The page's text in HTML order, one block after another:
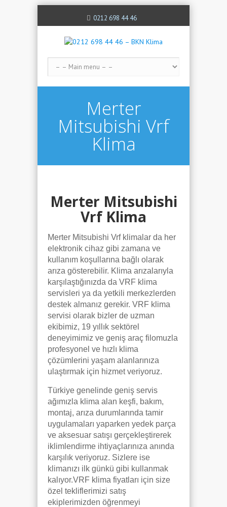
0212 698 44 46
Merter
Mitsubishi Vrf
Klima
Merter Mitsubishi
Vrf Klima
Merter Mitsubishi Vrf klimalar da her
elektronik cihaz gibi zamana ve
kullanım koşullarına bağlı olarak
arıza gösterebilir. Klima arızalarıyla
karşılaştığınızda da VRF klima
servisleri ya da yetkili merkezlerden
destek almanız gerekir. VRF klima
servisi olarak bizler de uzman
ekibimiz, 19 yıllık sektörel
deneyimimiz ve geniş araç filomuzla
profesyonel ve hızlı klima
çözümlerini yaşam alanlarınıza
ulaştırmak için hizmet veriyoruz.
Türkiye genelinde geniş servis
ağımızla klima alan keşfi, bakım,
montaj, arıza durumlarında tamir
uygulamaları yaparken yedek parça
ve aksesuar satışı gerçekleştirerek
iklimlendirme ihtiyaçlarınıza anında
karşılık veriyoruz. Sizlere ise
klimanızı ilk günkü gibi kullanmak
kalıyor.VRF klima fiyatları için size
özel tekliflerimizi satış
ekiplerimizden öğrenmeyi